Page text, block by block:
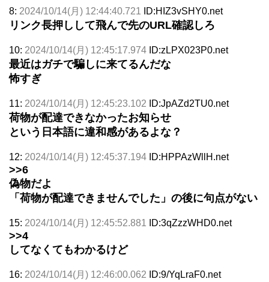
8: 2024/10/14(月) 12:44:40.721 ID:HIZ3vSHY0.net
リンク長押しして飛んで先のURL確認しろ
10: 2024/10/14(月) 12:45:17.974 ID:zLPX023P0.net
最近はガチで騙しに来てるんだな
怖すぎ
11: 2024/10/14(月) 12:45:23.102 ID:JpAZd2TU0.net
荷物が配達できなかったお知らせ
という日本語に違和感があるよな？
12: 2024/10/14(月) 12:45:37.194 ID:HPPAzWllH.net
>>6
偽物だよ
「荷物が配達できませんでした」の後に句点がない
15: 2024/10/14(月) 12:45:52.881 ID:3qZzzWHD0.net
>>4
してなくてもわかるけど
16: 2024/10/14(月) 12:46:00.062 ID:9/YqLraF0.net